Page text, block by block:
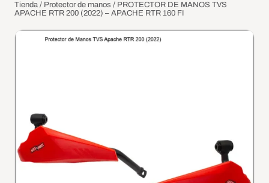
Tienda / Protector de manos / PROTECTOR DE MANOS TVS
APACHE RTR 200 (2022) – APACHE RTR 160 FI